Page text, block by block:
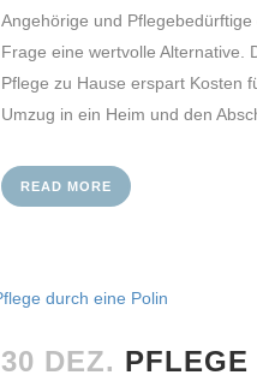
Angehörige und Pflegebedürftige
Frage eine wertvolle Alternative.
Pflege zu Hause erspart Kosten
Umzug in ein Heim und den
READ MORE
30 DEZ. PFLEGE